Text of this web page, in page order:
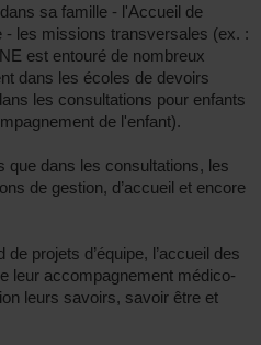
sa famille - l'Accueil de
- les missions transversales (ex. :
est entouré de nombreux
dans les écoles de devoirs
les consultations pour enfants
de l'enfant).
que dans les consultations, les
de gestion, d’accueil et encore
projets d’équipe, l’accueil des
leur accompagnement médico-
leurs savoirs, savoir être et